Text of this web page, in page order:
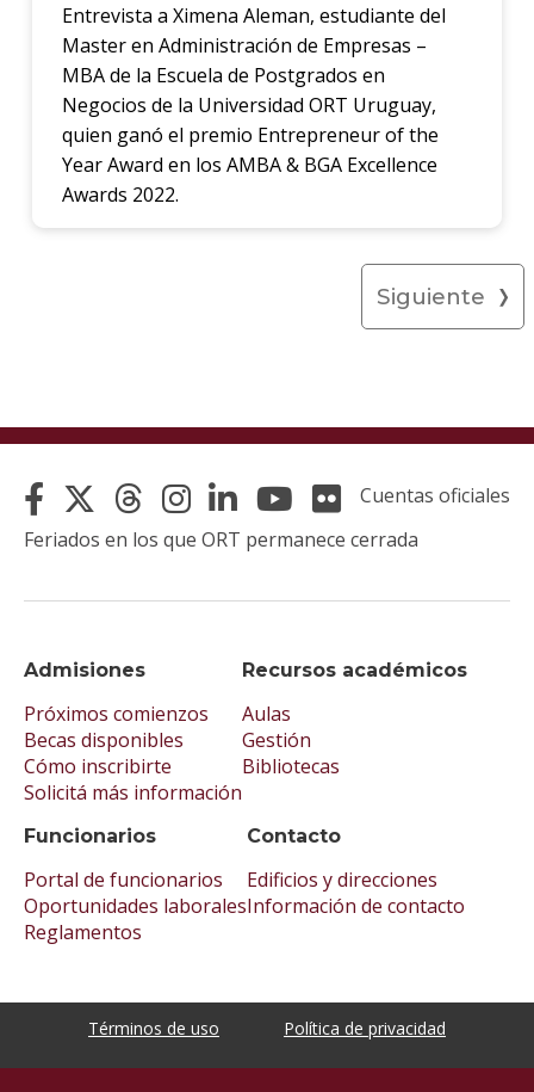
Entrevista a Ximena Aleman, estudiante del
Master en Administración de Empresas –
MBA de la Escuela de Postgrados en
Negocios de la Universidad ORT Uruguay,
quien ganó el premio Entrepreneur of the
Year Award en los AMBA & BGA Excellence
Awards 2022.
Siguiente
Admisiones
Próximos comienzos
Becas disponibles
Cómo inscribirte
Solicitá más información
Recursos académicos
Aulas
Gestión
Bibliotecas
Funcionarios
Portal de funcionarios
Oportunidades laborales
Reglamentos
Contacto
Edificios y direcciones
Información de contacto
Cuentas oficiales
Feriados en los que ORT permanece cerrada
Términos de uso Política de privacidad